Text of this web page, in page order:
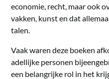
economie, recht, maar ook
vakken, kunst en dat
talen.
Vaak waren deze boeken
adellijke personen
een belangrijke rol in het